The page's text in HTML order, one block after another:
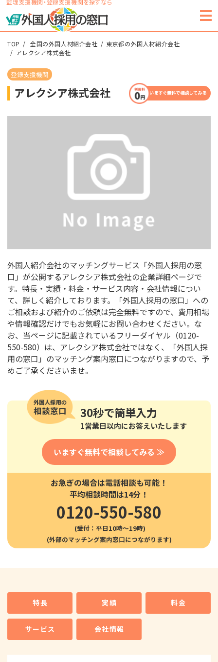
監理支援機関・登録支援機関を探すなら
TOP 全国の外国人材紹介会社
東京都の外国人材紹介会社
アレクシア株式会社
登録支援機関
アレクシア株式会社 いますぐ無料で相談してみる
外国人紹介会社のマッチングサービス「外国人採用の窓
口」が公開するアレクシア株式会社の企業詳細ページで
す。特長・実績・料金・サービス内容・会社情報につい
て、詳しく紹介しております。「外国人採用の窓口」への
ご相談および紹介のご依頼は完全無料ですので、費用相場
や情報確認だけでもお気軽にお問い合わせください。な
お、当ページに記載されているフリーダイヤル（0120-
550-580）は、アレクシア株式会社ではなく、「外国人採
用の窓口」のマッチング案内窓口につながりますので、予
めご了承くださいませ。
30秒で簡単入力
1営業日以内にお答えいたします
いますぐ無料で相談してみる ≫
お急ぎの場合は電話相談も可能！
平均相談時間は14分！
0120-550-580
(受付：平日10時〜19時)
特長 実績 料金
サービス 会社情報